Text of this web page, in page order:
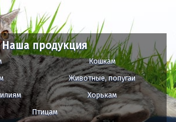
Наша продукция
Кошкам
Животные, попугаи
Хорькам
Птицам